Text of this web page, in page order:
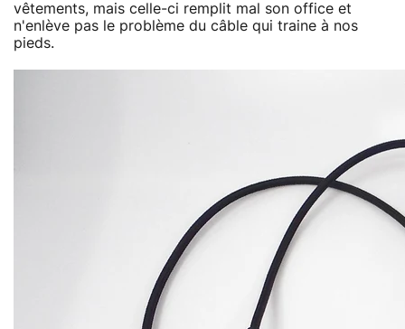
vêtements, mais celle-ci remplit mal son office et
n'enlève pas le problème du câble qui traine à nos
pieds.